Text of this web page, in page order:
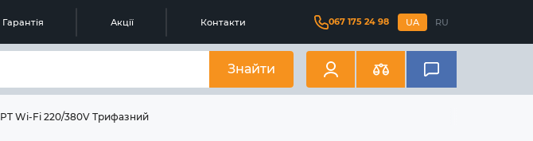
Гарантія Акції Контакти 067 175 24 98 UA RU
Знайти
Wi-Fi 220/380V Трифазний